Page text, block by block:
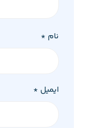
نام *
ایمیل *